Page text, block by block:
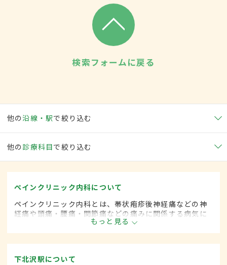
検索フォームに戻る
他の沿線・駅で絞り込む
他の 診療科目で絞り込む
ペインクリニック内科について
ペインクリニック内科とは、帯状疱疹後神経痛などの神
経痛や頭痛・腰痛・関節痛などの痛みに関係する病気に
対して、麻酔を用いた治療法などを用いて治療する内科
の一領域です。平成20年4月の制度改正前は、ペインク
リニック科と呼ばれていました。
もっと見る
下北沢駅について